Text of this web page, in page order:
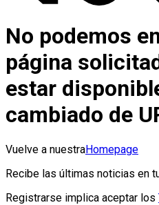
No podemos
página
estar
cambiado de
Vuelve a nuestraHomepage
Recibe las últimas noticias en
Registrarse implica aceptar los